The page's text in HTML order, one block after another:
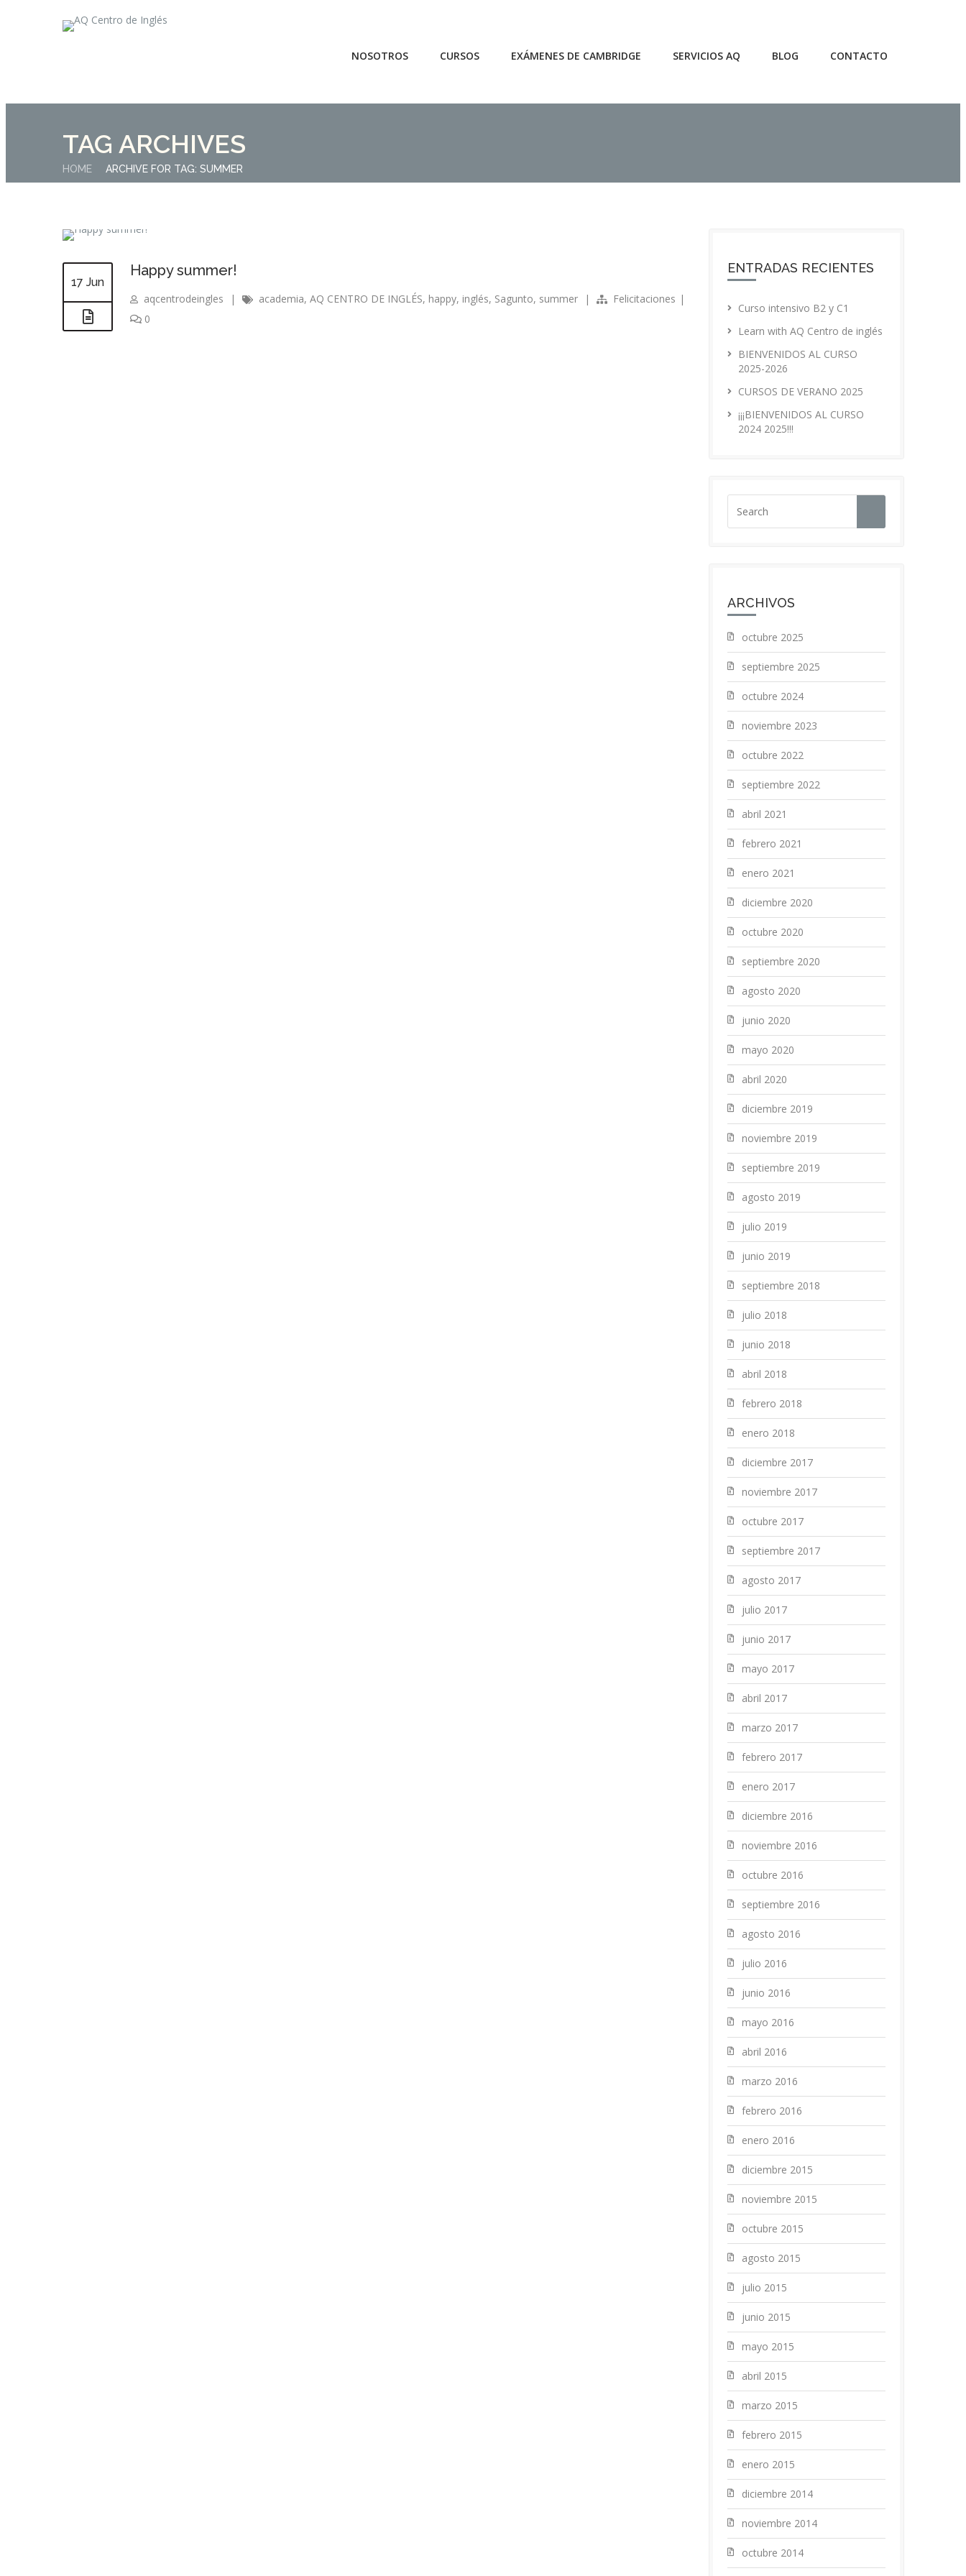
NOSOTROS CURSOS EXÁMENES DE CAMBRIDGE SERVICIOS AQ BLOG CONTACTO
TAG ARCHIVES
HOME ARCHIVE FOR TAG: SUMMER
17 Jun
Happy summer!
aqcentrodeingles | academia, AQ CENTRO DE INGLÉS, happy, inglés, Sagunto, summer | Felicitaciones |
0
ENTRADAS RECIENTES
Curso intensivo B2 y C1
Learn with AQ Centro de inglés
BIENVENIDOS AL CURSO
2025-2026
CURSOS DE VERANO 2025
¡¡¡BIENVENIDOS AL CURSO
2024 2025!!!
ARCHIVOS
octubre 2025
septiembre 2025
octubre 2024
noviembre 2023
octubre 2022
septiembre 2022
abril 2021
febrero 2021
enero 2021
diciembre 2020
octubre 2020
septiembre 2020
agosto 2020
junio 2020
mayo 2020
abril 2020
diciembre 2019
noviembre 2019
septiembre 2019
agosto 2019
julio 2019
junio 2019
septiembre 2018
julio 2018
junio 2018
abril 2018
febrero 2018
enero 2018
diciembre 2017
noviembre 2017
octubre 2017
septiembre 2017
agosto 2017
julio 2017
junio 2017
mayo 2017
abril 2017
marzo 2017
febrero 2017
enero 2017
diciembre 2016
noviembre 2016
octubre 2016
septiembre 2016
agosto 2016
julio 2016
junio 2016
mayo 2016
abril 2016
marzo 2016
febrero 2016
enero 2016
diciembre 2015
noviembre 2015
octubre 2015
agosto 2015
julio 2015
junio 2015
mayo 2015
abril 2015
marzo 2015
febrero 2015
enero 2015
diciembre 2014
noviembre 2014
octubre 2014